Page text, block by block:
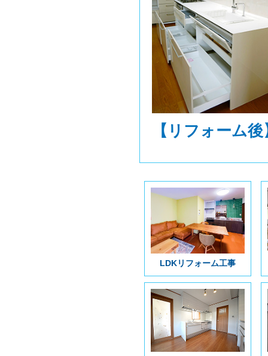
【リフォーム後
LDKリフォーム工事